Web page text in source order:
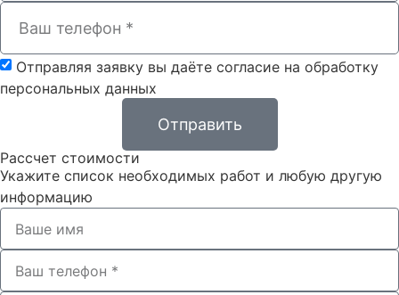
Отправляя заявку вы даёте согласие на обработку
персональных данных
Отправить
Рассчет стоимости
Укажите список необходимых работ и любую другую
информацию